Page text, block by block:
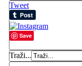
Tweet
Save
Traži...